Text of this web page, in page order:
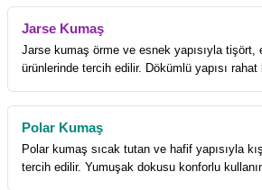
Jarse Kumaş
Jarse kumaş örme ve esnek yapısıyla tişört,
ürünlerinde tercih edilir. Dökümlü yapısı rahat
Polar Kumaş
Polar kumaş sıcak tutan ve hafif yapısıyla
tercih edilir. Yumuşak dokusu konforlu